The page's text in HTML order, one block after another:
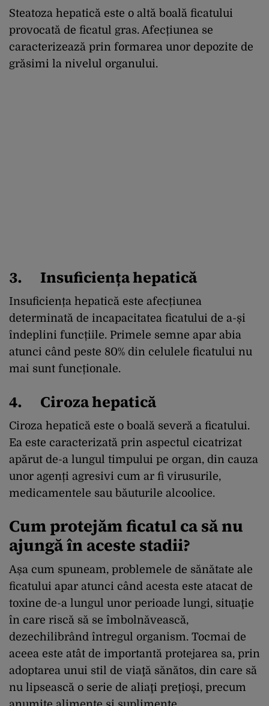
Steatoza hepatică este o altă boală ficatului
provocată de ficatul gras. Afecțiunea se
caracterizează prin formarea unor depozite de
grăsimi la nivelul organului.
3. Insuficiența hepatică
Insuficiența hepatică este afecțiunea
determinată de incapacitatea ficatului de a-și
îndeplini funcțiile. Primele semne apar abia
atunci când peste 80% din celulele ficatului nu
mai sunt funcționale.
4. Ciroza hepatică
Ciroza hepatică este o boală severă a ficatului.
Ea este caracterizată prin aspectul cicatrizat
apărut de-a lungul timpului pe organ, din cauza
unor agenți agresivi cum ar fi virusurile,
medicamentele sau băuturile alcoolice.
Cum protejăm ficatul ca să nu
ajungă în aceste stadii?
Așa cum spuneam, problemele de sănătate ale
ficatului apar atunci când acesta este atacat de
toxine de-a lungul unor perioade lungi, situaţie
în care riscă să se îmbolnăvească,
dezechilibrând întregul organism. Tocmai de
aceea este atât de importantă protejarea sa, prin
adoptarea unui stil de viaţă sănătos, din care să
nu lipsească o serie de aliaţi preţioşi, precum